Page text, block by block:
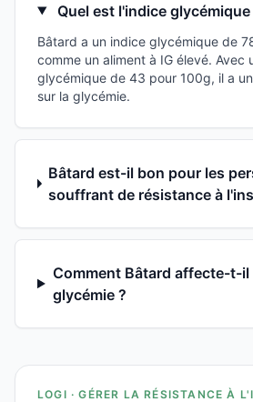
Quel est l'indice glycémique
Bâtard a un indice glycémique de
comme un aliment à IG élevé. Avec
glycémique de 43 pour 100g, il a
sur la glycémie.
Bâtard est-il bon pour les
souffrant de résistance à
Comment Bâtard affecte-t-il
glycémie ?
LOGI · GÉRER LA RÉSISTANCE À